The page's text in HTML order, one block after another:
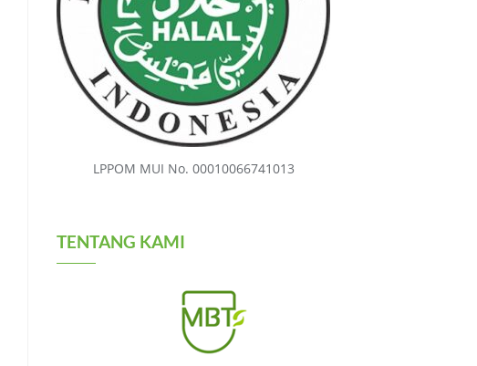
LPPOM MUI No. 00010066741013
TENTANG KAMI